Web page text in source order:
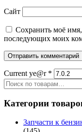
Сайт
Сохранить моё имя,
последующих моих
Current ye@r *
Искать:
Категории
Запчасти к